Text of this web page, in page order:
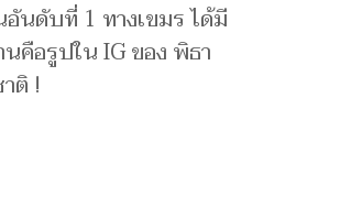
นดับที่ 1 ทางเขมร ได้มี
คือรูปใน IG ของ พิธา
ติ !